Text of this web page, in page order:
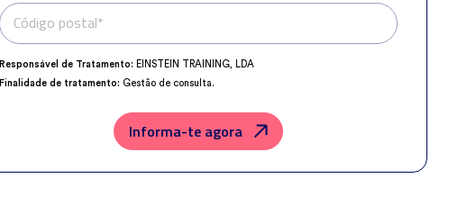
Telefone*
Código postal*
Responsável de Tratamento: EINSTEIN TRAINING, LDA
Finalidade de tratamento: Gestão de consulta.
Nenhum dado será transferido, exceto por obrigação legal.
aceder, retificar e excluir os dados, bem como outros direitos, conforme o
Política de Privacidade.
Informa-te agora